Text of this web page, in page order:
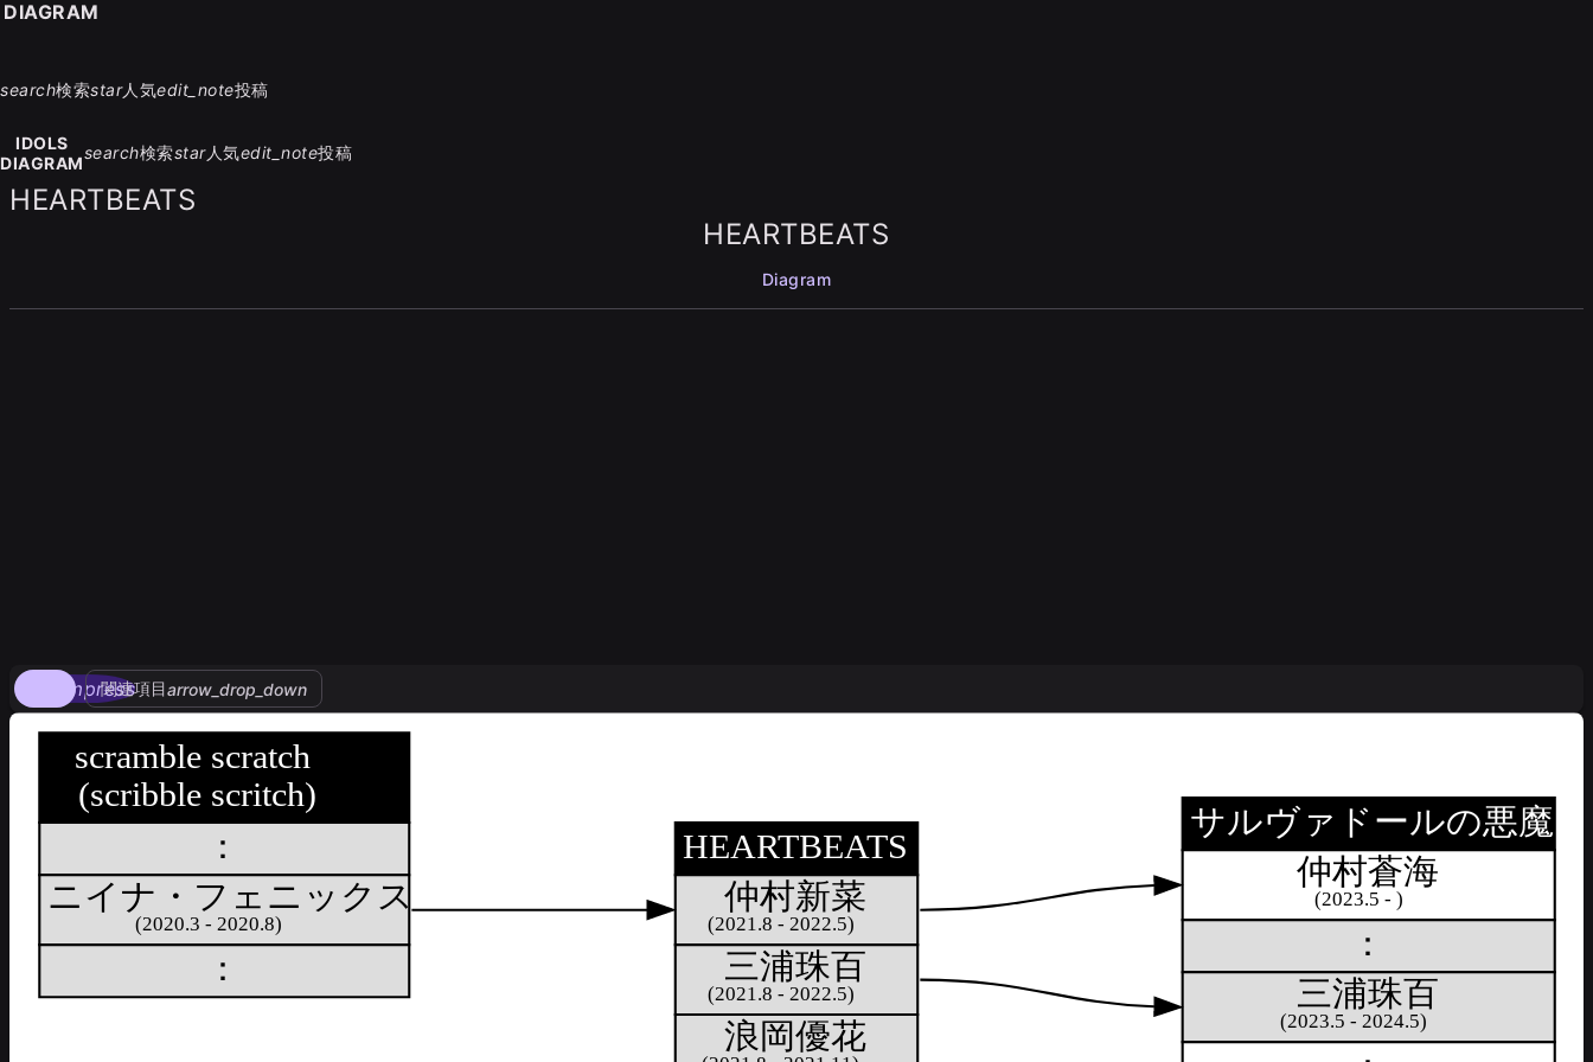
search検索star人気edit_note投稿
IDOLS
DIAGRAM
search検索star人気edit_note投稿
HEARTBEATS
HEARTBEATS
Diagram
compress
関連項目arrow_drop_down